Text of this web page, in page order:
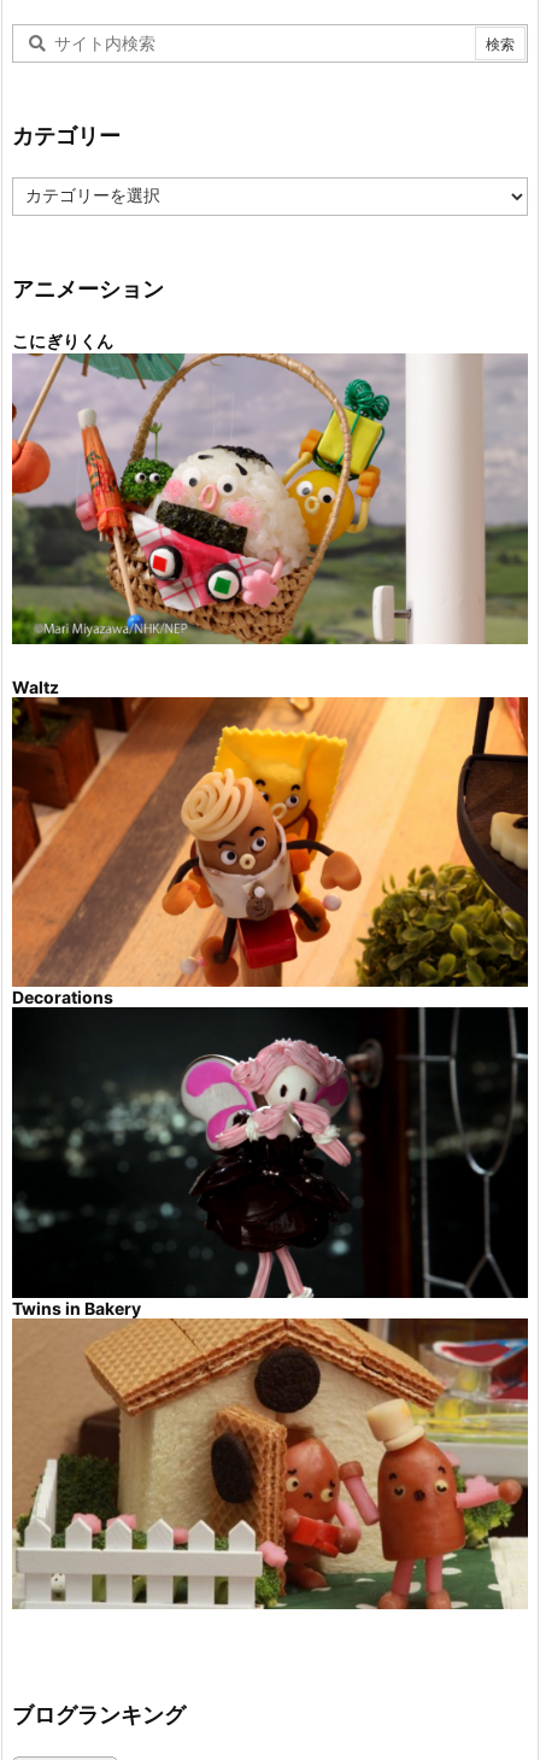
カテゴリー
テ
ー
アニメーション
こにぎりくん
Waltz
Decorations
Twins in Bakery
ブログランキング